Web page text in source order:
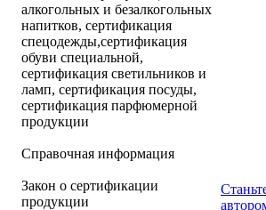
алкогольных и безалкогольных
напитков, сертификация
спецодежды,сертификация
обуви специальной,
сертификация светильников и
ламп, сертификация посуды,
сертификация парфюмерной
продукции
Справочная информация
Закон о сертификации
продукции